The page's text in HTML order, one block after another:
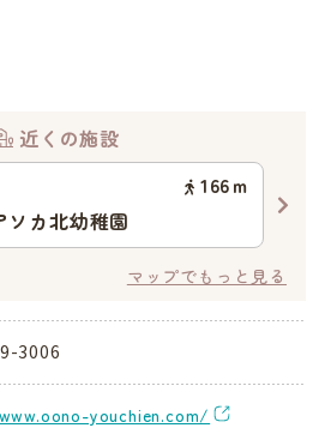
近くの施設
166ｍ
カ北幼稚園
マップでもっと見る
3006
youchien.com/